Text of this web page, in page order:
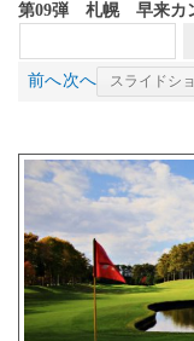
第09弾 札幌 早来カ
前へ次へ スライドシ